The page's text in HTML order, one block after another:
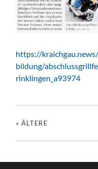
https://
bildung/
rinklingen_a93974
« ÄLTERE